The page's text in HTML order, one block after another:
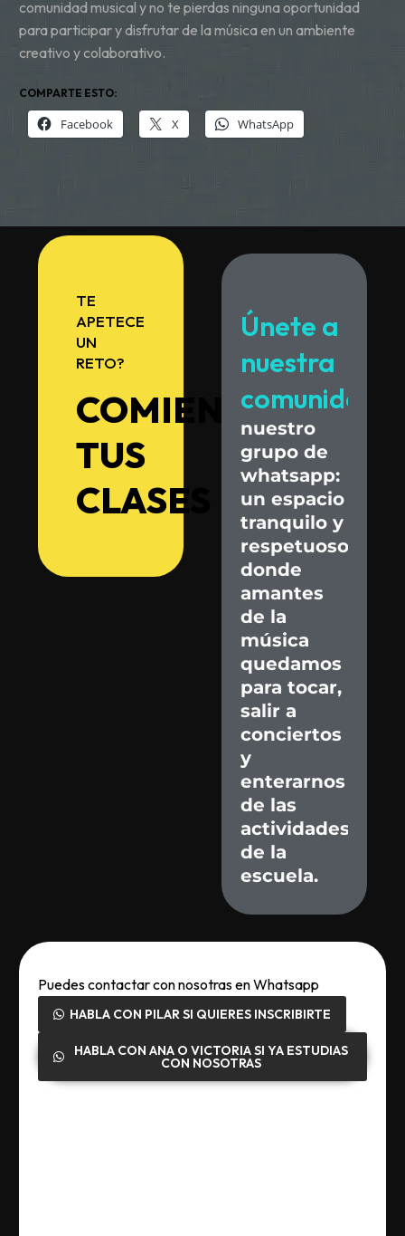
comunidad musical y no te pierdas ninguna oportunidad
para participar y disfrutar de la música en un ambiente
creativo y colaborativo.
COMPARTE ESTO:
Facebook X WhatsApp
TE
APETECE
UN
RETO?
COMIENZA
TUS
CLASES
Únete a
nuestra
comunidad.
nuestro
grupo de
whatsapp:
un espacio
tranquilo y
respetuoso
donde
amantes
de la
música
quedamos
para tocar,
salir a
conciertos
y
enterarnos
de las
actividades
de la
escuela.
Puedes contactar con nosotras en Whatsapp
HABLA CON PILAR SI QUIERES INSCRIBIRTE
HABLA CON ANA O VICTORIA SI YA ESTUDIAS
CON NOSOTRAS